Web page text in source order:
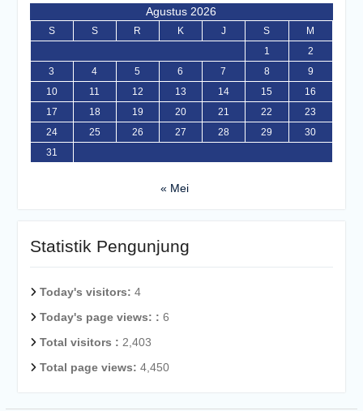
Agustus 2026
S S R K J S
M
1
2
3
4 5 6 7 8
9
10
11 12 13 14 15
16
17
18 19 20 21 22
23
24
25 26 27 28 29
30
31
« Mei
Statistik Pengunjung
Today's visitors: 4
Today's page views: : 6
Total visitors : 2,403
Total page views: 4,450